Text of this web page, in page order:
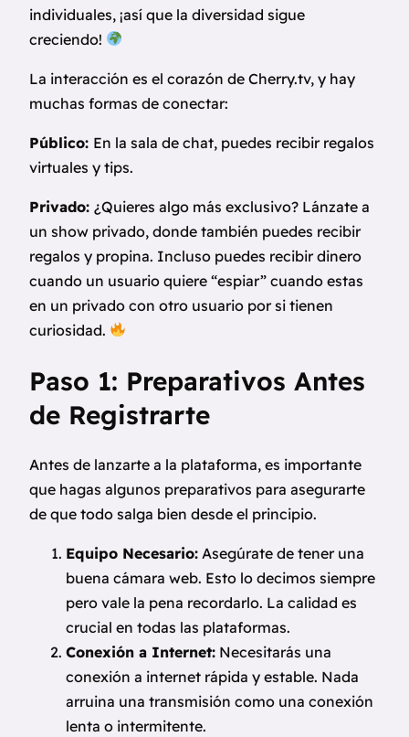
individuales, ¡así que la diversidad sigue
creciendo!
La interacción es el corazón de Cherry.tv, y hay
muchas formas de conectar:
Público: En la sala de chat, puedes recibir regalos
virtuales y tips.
Privado: ¿Quieres algo más exclusivo? Lánzate a
un show privado, donde también puedes recibir
regalos y propina. Incluso puedes recibir dinero
cuando un usuario quiere “espiar” cuando estas
en un privado con otro usuario por si tienen
curiosidad.
Paso 1: Preparativos Antes
de Registrarte
Antes de lanzarte a la plataforma, es importante
que hagas algunos preparativos para asegurarte
de que todo salga bien desde el principio.
Equipo Necesario: Asegúrate de tener una
buena cámara web. Esto lo decimos siempre
pero vale la pena recordarlo. La calidad es
crucial en todas las plataformas.
Conexión a Internet: Necesitarás una
conexión a internet rápida y estable. Nada
arruina una transmisión como una conexión
lenta o intermitente.